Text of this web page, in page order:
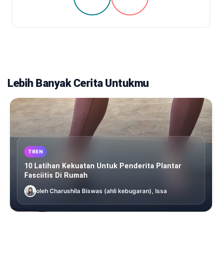
Lebih Banyak Cerita Untukmu
TREN
10 Latihan Kekuatan Untuk Penderita Plantar
Fasciitis Di Rumah
oleh Charushila Biswas (ahli kebugaran), Issa